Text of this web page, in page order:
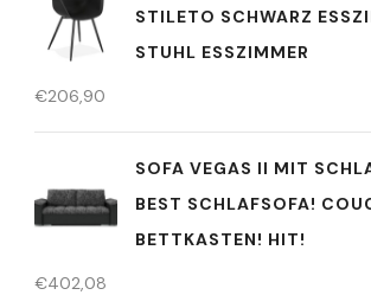
STILETO SCHWARZ
STUHL ESSZIMMER
€206,90
SOFA VEGAS II MIT
BEST SCHLAFSOFA!
BETTKASTEN! HIT!
€402,08